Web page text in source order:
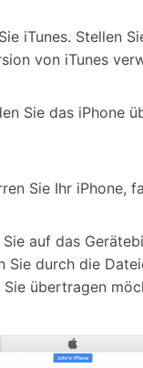
iTunes. Stellen
von iTunes
Sie das iPhone
Sie Ihr iPhone,
auf das
Sie durch die
Sie übertragen